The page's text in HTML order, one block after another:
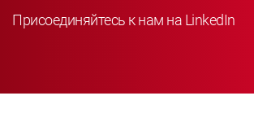
Присоединяйтесь к нам на LinkedIn